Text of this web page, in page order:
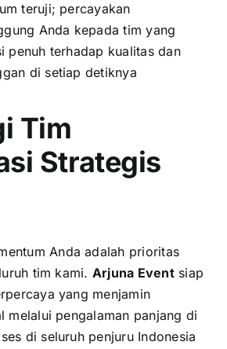
teruji; percayakan
Anda kepada tim yang
penuh terhadap kualitas dan
di setiap detiknya
Tim
Strategis
Anda adalah prioritas
tim kami. Arjuna Eventsiap
yang menjamin
melalui pengalaman panjang di
di seluruh penjuru Indonesia